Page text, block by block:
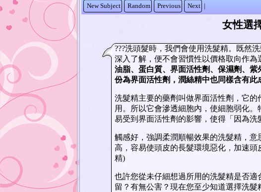
New Subject Random Previous Next |
女性選
???洗頭髮時，我們會使用洗髮精。既然
深入了解，便不會習慣性以價格取向作為
油脂、蛋白質、界面活性劑、保濕劑、
份為界面活性劑，潤絲精中也同樣含有此
洗髮精主要的藥劑叫做界面活性劑，它
用。所以它會滲透細胞內，使細胞弱化
易受到界面活性劑的影響，使得「因為洗
觸感好，強調柔潤順暢效果的洗髮精，
高，容易使頭皮的長髮環境惡化，加速
精)
也許您從未仔細想過所用的洗髮精是否
留？有無公害？現在您至少知道選擇洗髮